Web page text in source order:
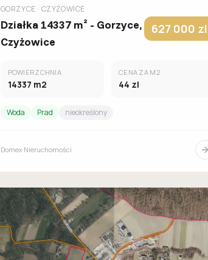
GORZYCE · CZYŻOWICE
Działka 14337 m² - Gorzyce,
Czyżowice
627 000 zl
POWIERZCHNIA
14337 m2
CENA ZA M2
44 zl
Woda Prad nieokreślony
Domex Nieruchomości